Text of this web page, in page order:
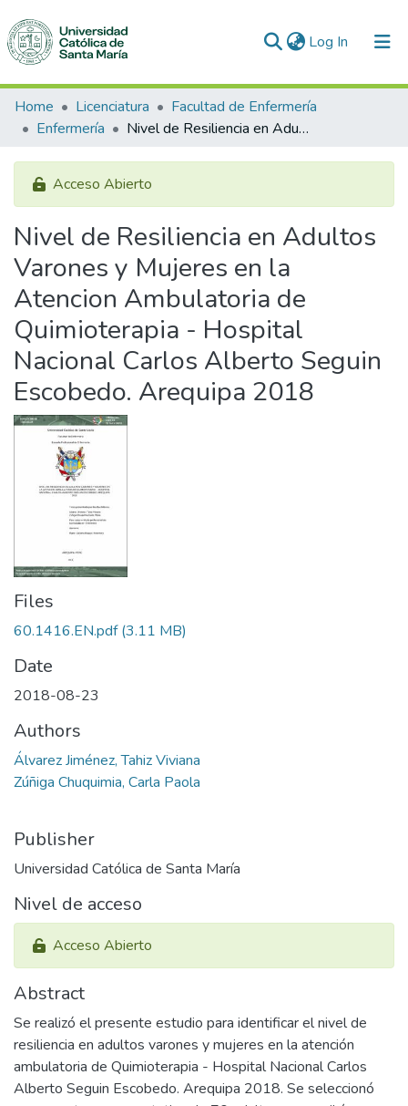
Log In (current)
Communities & Collections
All of DSpace
Statistics
Home Licenciatura
Facultad de Enfermería
Enfermería
Nivel de Resiliencia en Adultos Varones y Mujeres en la Atencion Ambulatoria de Quimioterapia - Hospital Nacional Carlos Alberto Seguin Escobedo. Arequipa 2018
Acceso Abierto
Nivel de Resiliencia en Adultos
Varones y Mujeres en la
Atencion Ambulatoria de
Quimioterapia - Hospital
Nacional Carlos Alberto Seguin
Escobedo. Arequipa 2018
Files
60.1416.EN.pdf(3.11 MB)
Date
2018-08-23
Authors
Álvarez Jiménez, Tahiz Viviana
Zúñiga Chuquimia, Carla Paola
Publisher
Universidad Católica de Santa María
Nivel de acceso
Acceso Abierto
Abstract
Se realizó el presente estudio para identificar el nivel de
resiliencia en adultos varones y mujeres en la atención
ambulatoria de Quimioterapia - Hospital Nacional Carlos
Alberto Seguin Escobedo. Arequipa 2018. Se seleccionó